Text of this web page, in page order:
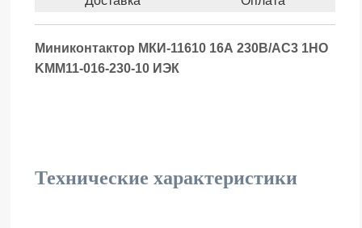
Миниконтактор МКИ-11610 16А 230В/АС3 1НО
KMM11-016-230-10 ИЭК
Технические характеристики